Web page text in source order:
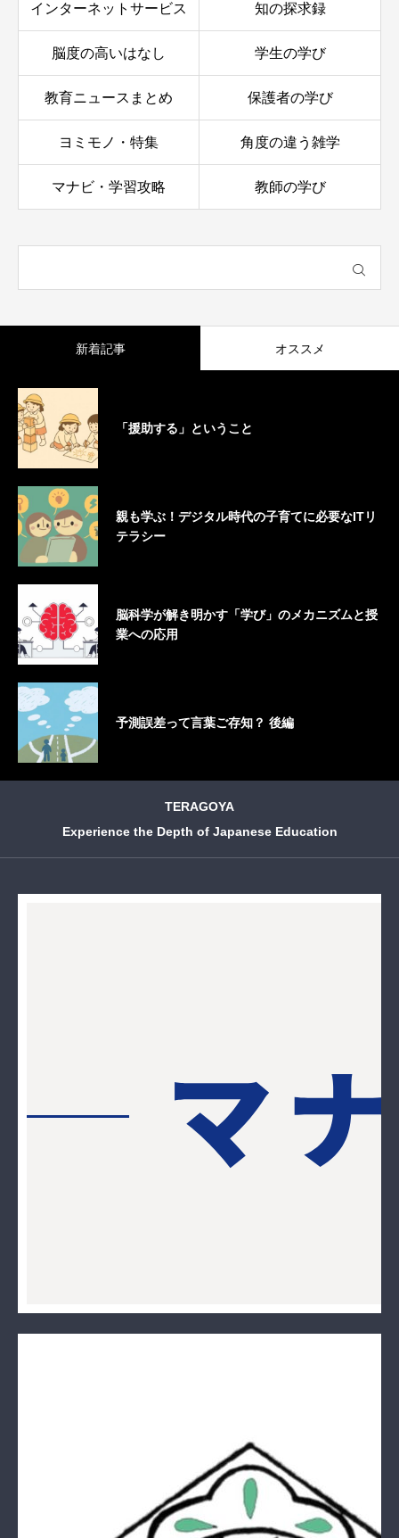
インターネットサービス 知の探求録
脳度の高いはなし 学生の学び
教育ニュースまとめ 保護者の学び
ヨミモノ・特集 角度の違う雑学
マナビ・学習攻略 教師の学び
新着記事 オススメ
「援助する」ということ
親も学ぶ！デジタル時代の子育てに必要なITリ
テラシー
脳科学が解き明かす「学び」のメカニズムと授
業への応用
予測誤差って言葉ご存知？ 後編
TERAGOYA
Experience the Depth of Japanese Education